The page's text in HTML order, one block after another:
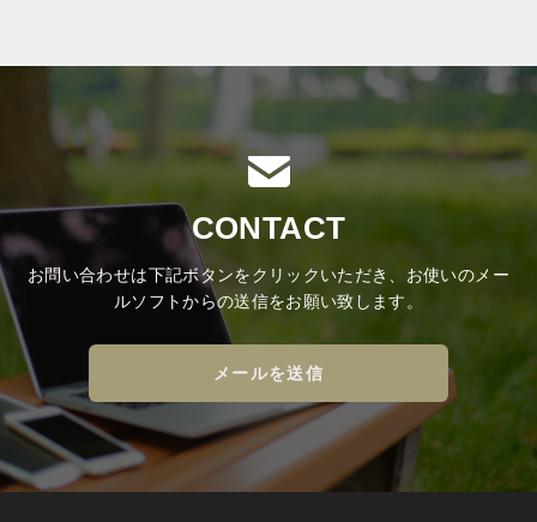
CONTACT
お問い合わせは下記ボタンをクリックいただき、お使いのメー
ルソフトからの送信をお願い致します。
メールを送信